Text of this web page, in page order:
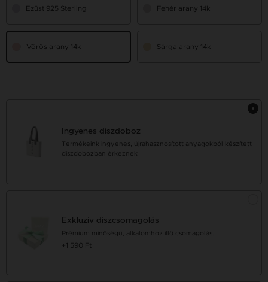
Ezüst 925 Sterling Fehér arany 14k
Vörös arany 14k Sárga arany 14k
Ingyenes díszdoboz
Termékeink ingyenes, újrahasznosított anyagokból készített
díszdobozban érkeznek
Exkluzív díszcsomagolás
Prémium minőségű, alkalomhoz illő csomagolás.
+1 590 Ft